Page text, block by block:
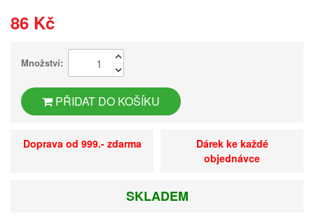
86 Kč
Množství:
PŘIDAT DO KOŠÍKU
Doprava od 999.- zdarma
Dárek ke každé
objednávce
SKLADEM